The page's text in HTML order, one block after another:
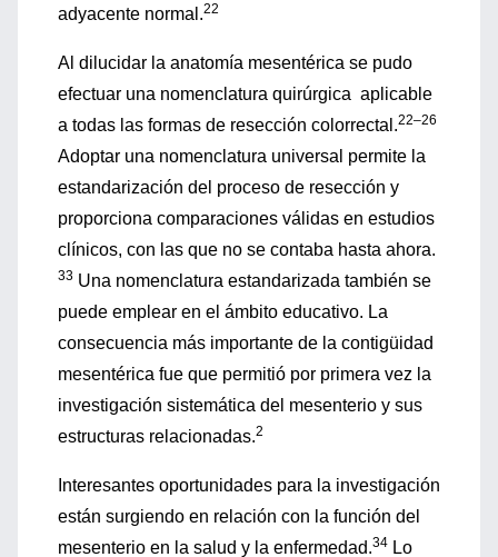
adyacente normal.22
Al dilucidar la anatomía mesentérica se pudo
efectuar una nomenclatura quirúrgica aplicable
a todas las formas de resección colorrectal.22–26
Adoptar una nomenclatura universal permite la
estandarización del proceso de resección y
proporciona comparaciones válidas en estudios
clínicos, con las que no se contaba hasta ahora.
33 Una nomenclatura estandarizada también se
puede emplear en el ámbito educativo. La
consecuencia más importante de la contigüidad
mesentérica fue que permitió por primera vez la
investigación sistemática del mesenterio y sus
estructuras relacionadas.2
Interesantes oportunidades para la investigación
están surgiendo en relación con la función del
mesenterio en la salud y la enfermedad.34 Lo